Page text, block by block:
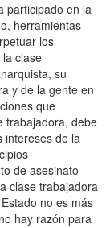
participado en la
herramientas
los
clase
su
y de la gente en
que
trabajadora, debe
intereses de la
de asesinato
clase trabajadora
no es más
hay razón para